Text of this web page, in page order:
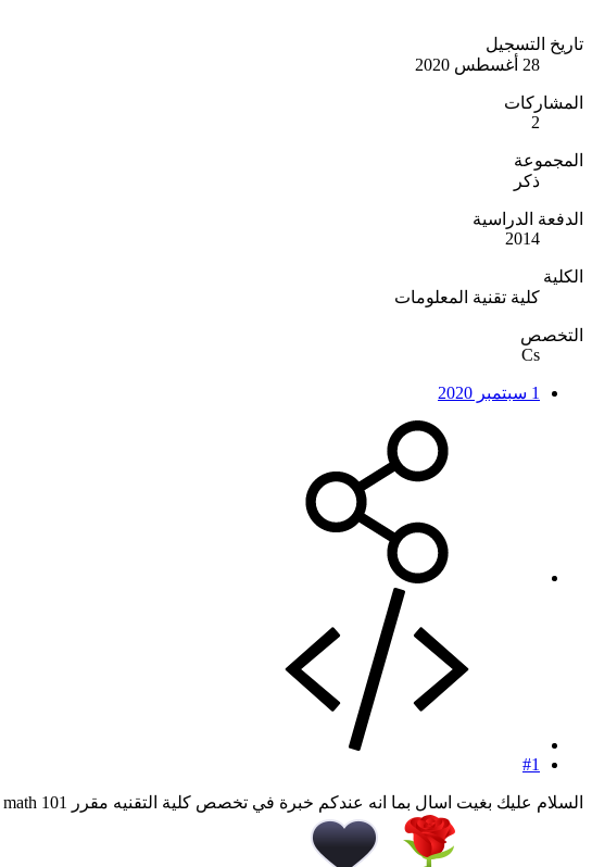
تاريخ التسجيل
28 أغسطس 2020
المشاركات
2
المجموعة
ذكر
الدفعة الدراسية
2014
الكلية
كلية تقنية المعلومات
التخصص
Cs
1 سبتمبر 2020
#1